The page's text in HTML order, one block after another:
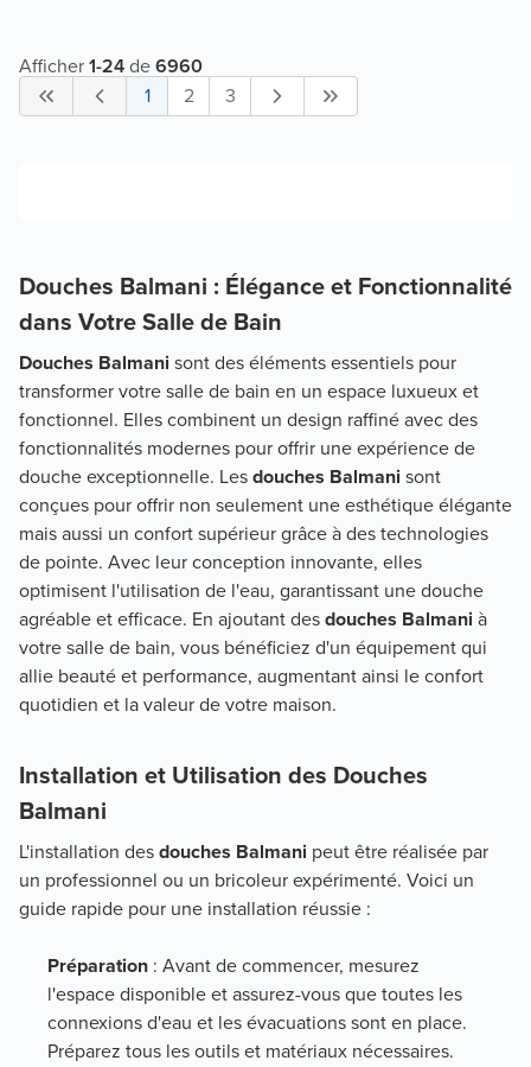
Afficher1-24de6960
1
2 3
Douches Balmani : Élégance et Fonctionnalité
dans Votre Salle de Bain
Douches Balmani sont des éléments essentiels pour
transformer votre salle de bain en un espace luxueux et
fonctionnel. Elles combinent un design raffiné avec des
fonctionnalités modernes pour offrir une expérience de
douche exceptionnelle. Lesdouches Balmani sont
conçues pour offrir non seulement une esthétique élégante
mais aussi un confort supérieur grâce à des technologies
de pointe. Avec leur conception innovante, elles
optimisent l'utilisation de l'eau, garantissant une douche
agréable et efficace. En ajoutant desdouches Balmani à
votre salle de bain, vous bénéficiez d'un équipement qui
allie beauté et performance, augmentant ainsi le confort
quotidien et la valeur de votre maison.
Installation et Utilisation des Douches
Balmani
L'installation desdouches Balmani peut être réalisée par
un professionnel ou un bricoleur expérimenté. Voici un
guide rapide pour une installation réussie :
Préparation : Avant de commencer, mesurez
l'espace disponible et assurez-vous que toutes les
connexions d'eau et les évacuations sont en place.
Préparez tous les outils et matériaux nécessaires.